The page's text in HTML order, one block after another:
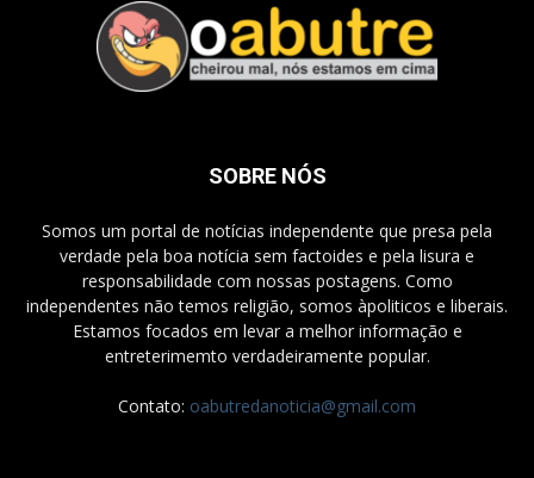
SOBRE NÓS
Somos um portal de notícias independente que presa pela
verdade pela boa notícia sem factoides e pela lisura e
responsabilidade com nossas postagens. Como
independentes não temos religião, somos àpoliticos e liberais.
Estamos focados em levar a melhor informação e
entreterimemto verdadeiramente popular.
Contato: oabutredanoticia@gmail.com